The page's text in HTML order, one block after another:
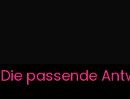
Die passende